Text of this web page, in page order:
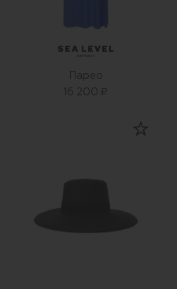
Парео
16 200 ₽